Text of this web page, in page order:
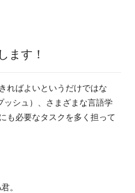
ます！
ればよいというだけではな
ッシュ）、さまざまな言語学
も必要なタスクを多く担って
。